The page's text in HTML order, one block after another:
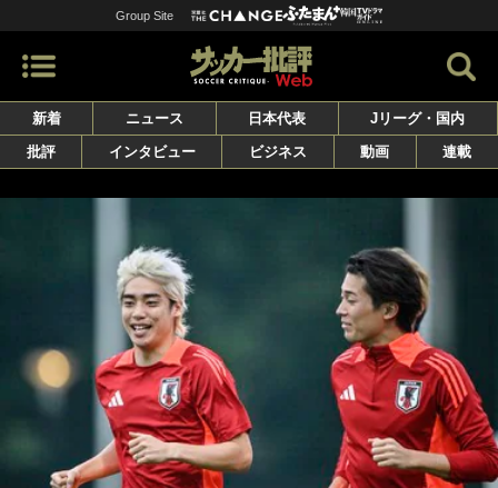
Group Site
新着 ニュース 日本代表
Jリーグ・国内
批評
インタビュー ビジネス 動画 連載